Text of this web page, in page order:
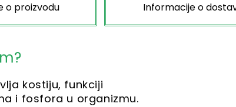
o proizvodu Informacije o
kostiju, funkciji
i fosfora u organizmu.